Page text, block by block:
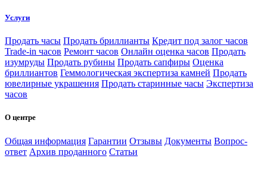
Услуги
Продать часы Продать бриллианты Кредит под залог часов
Trade-in часов Ремонт часов Онлайн оценка часов Продать
изумруды Продать рубины Продать сапфиры Оценка
бриллиантов Геммологическая экспертиза камней Продать
ювелирные украшения Продать старинные часы Экспертиза
часов
О центре
Общая информация Гарантии Отзывы Документы Вопрос-
ответ Архив проданного Статьи